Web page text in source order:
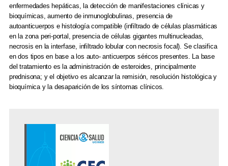
enfermedades hepáticas, la detección de manifestaciones clínicas y
bioquímicas, aumento de inmunoglobulinas, presencia de
autoanticuerpos e histología compatible (infiltrado de células plasmáticas
en la zona peri-portal, presencia de células gigantes multinucleadas,
necrosis en la interfase, infiltrado lobular con necrosis focal). Se clasifica
en dos tipos en base a los auto- anticuerpos séricos presentes. La base
del tratamiento es la administración de esteroides, principalmente
prednisona; y el objetivo es alcanzar la remisión, resolución histológica y
bioquímica y la desaparición de los síntomas clínicos.